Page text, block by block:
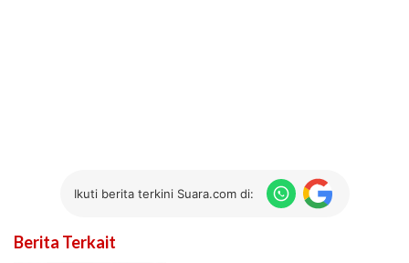
Ikuti berita terkini Suara.com di:
Berita Terkait